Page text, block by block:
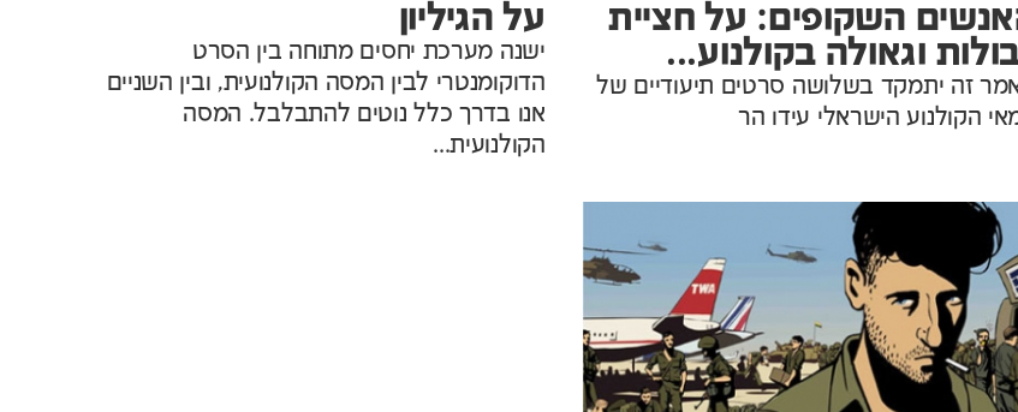
השקופים: על חציית
וגאולה בקולנוע...
זה יתמקד בשלושה סרטים תיעודיים של
הקולנוע הישראלי עידו הר
על הגיליון
ישנה מערכת יחסים מתוחה בין הסרט
הדוקומנטרי לבין המסה הקולנועית, ובין השניים
אנו בדרך כלל נוטים להתבלבל. המסה
הקולנועית...